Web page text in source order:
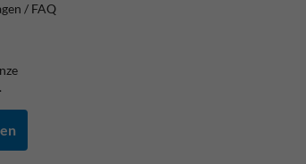
/ FAQ